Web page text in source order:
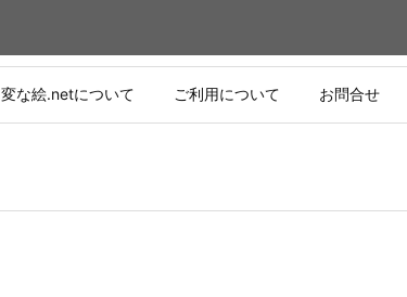
変な絵.netについて ご利用について お問合せ